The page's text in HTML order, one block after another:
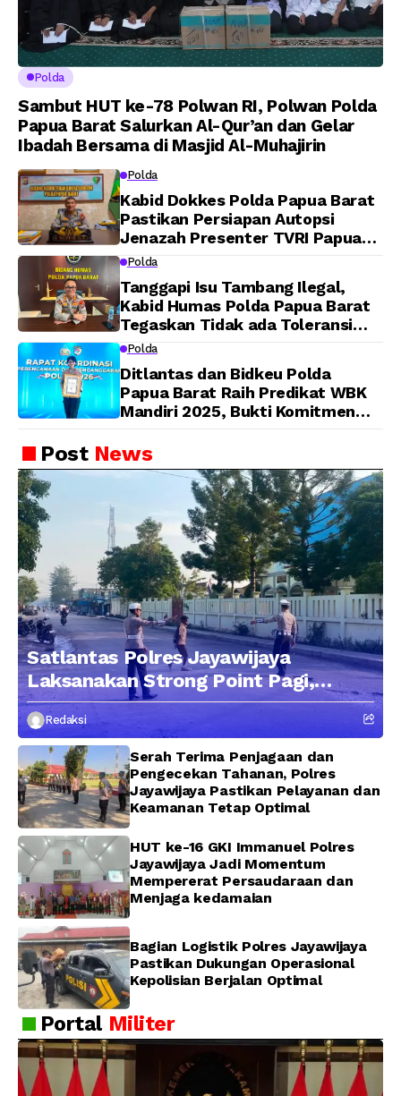
Polda
Sambut HUT ke-78 Polwan RI, Polwan Polda
Papua Barat Salurkan Al-Qur’an dan Gelar
Ibadah Bersama di Masjid Al-Muhajirin
Polda
Kabid Dokkes Polda Papua Barat
Pastikan Persiapan Autopsi
Jenazah Presenter TVRI Papua
Barat Yanto Idorway Telah
Dijadwalkan Kamis
Polda
Tanggapi Isu Tambang Ilegal,
Kabid Humas Polda Papua Barat
Tegaskan Tidak ada Toleransi
bagi Oknum Anggota
Polda
Ditlantas dan Bidkeu Polda
Papua Barat Raih Predikat WBK
Mandiri 2025, Bukti Komitmen
Berintegritas
PostNews
Satlantas Polres Jayawijaya
Laksanakan Strong Point Pagi,
Edukasi Pengendara dengan
Pendekatan Humanis
Redaksi
Serah Terima Penjagaan dan
Pengecekan Tahanan, Polres
Jayawijaya Pastikan Pelayanan dan
Keamanan Tetap Optimal
HUT ke-16 GKI Immanuel Polres
Jayawijaya Jadi Momentum
Mempererat Persaudaraan dan
Menjaga kedamaian
Bagian Logistik Polres Jayawijaya
Pastikan Dukungan Operasional
Kepolisian Berjalan Optimal
Portal Militer